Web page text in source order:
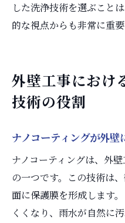
した洗浄技術を選ぶこと
的な視点からも非常に重要
外壁工事におけ
技術の役割
ナノコーティングが外壁
ナノコーティングは、外
の一つです。この技術は
面に保護膜を形成します
くくなり、雨水が自然に